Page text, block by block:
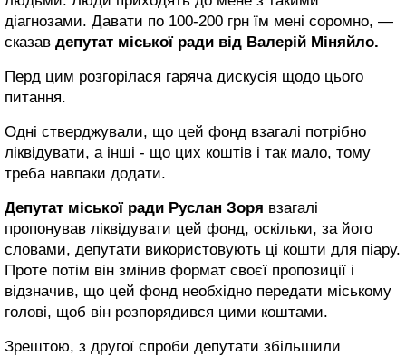
діагнозами. Давати по 100-200 грн їм мені соромно, —
сказав депутат міської ради від Валерій Міняйло.
Перд цим розгорілася гаряча дискусія щодо цього
питання.
Одні стверджували, що цей фонд взагалі потрібно
ліквідувати, а інші - що цих коштів і так мало, тому
треба навпаки додати.
Депутат міської ради Руслан Зоря взагалі
пропонував ліквідувати цей фонд, оскільки, за його
словами, депутати використовують ці кошти для піару.
Проте потім він змінив формат своєї пропозиції і
відзначив, що цей фонд необхідно передати міському
голові, щоб він розпорядився цими коштами.
Зрештою, з другої спроби депутати збільшили